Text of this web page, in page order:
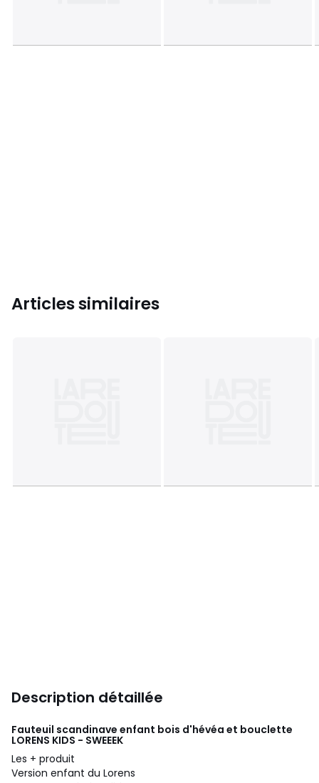
Articles similaires
Description détaillée
Fauteuil scandinave enfant bois d'hévéa et bouclette
LORENS KIDS - SWEEEK
Les + produit
Version enfant du Lorens